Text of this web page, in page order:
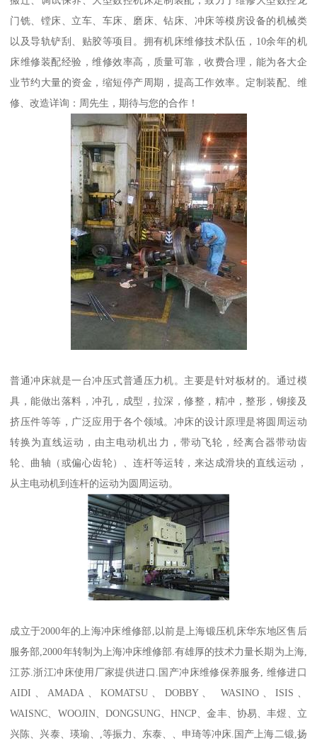
门铣、镗床、立车、车床、磨床、钻床、冲床等模房设备的机械类
以及导轨铲刮、贴胶等项目。拥有机床维修技术队伍，10余年的机
床维修装配经验，维修效率高，质量可靠，收费合理，能为各大企
业节约大量的资金，缩短停产周期，提高工作效率。定制装配、维
修、改造详询：周先生，期待与您的合作！
普通冲床就是一台冲压式普通压力机。主要是针对板材的。通过模
具，能做出落料，冲孔，成型，拉深，修整，精冲，整形，铆接及
挤压件等等，广泛应用于各个领域。冲床的设计原理是将圆周运动
转换为直线运动，由主电动机出力，带动飞轮，经离合器带动齿
轮、曲轴（或偏心齿轮）、连杆等运转，来达成滑块的直线运动，
从主电动机到连杆的运动为圆周运动。
成立于2000年的上海冲床维修部,以前是上海锻压机床华东地区售后
服务部,2000年转制为上海冲床维修部.有雄厚的技术力量长期为上海,
江苏.浙江冲床使用厂家提供进口.国产冲床维修保养服务, 维修进口
AIDI、AMADA、KOMATSU、DOBBY、 WASINO、ISIS、
WAISNC、WOOJIN、DONGSUNG、HNCP、金丰、协易、丰煜、立
兴陈、兴泰、瑛瑜、,等振力、东泰、、申琦等冲床.国产上海二锻,扬